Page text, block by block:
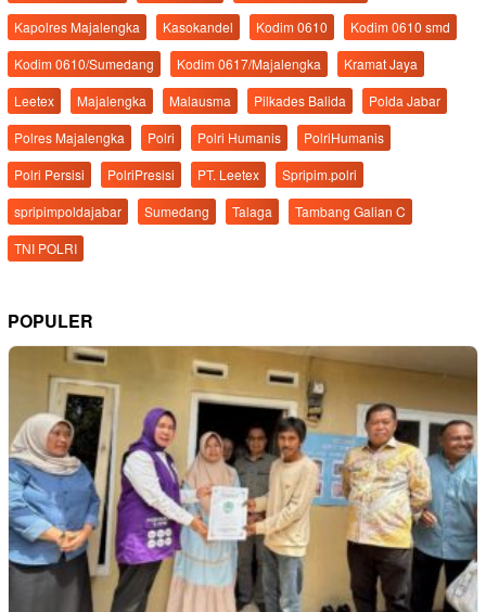
Kapolres Majalengka
Kasokandel Kodim 0610
Kodim 0610 smd
Kodim 0610/Sumedang
Kodim 0617/Majalengka
Kramat Jaya
Leetex
Majalengka Malausma Pilkades Balida
Polda Jabar
Polres Majalengka
Polri Polri Humanis
PolriHumanis
Polri Persisi
PolriPresisi PT. Leetex
Spripim.polri
spripimpoldajabar
Sumedang Talaga
Tambang Galian C
TNI POLRI
POPULER